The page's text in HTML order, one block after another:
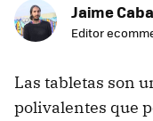
Jaime
Editor
Las tabletas son
polivalentes que